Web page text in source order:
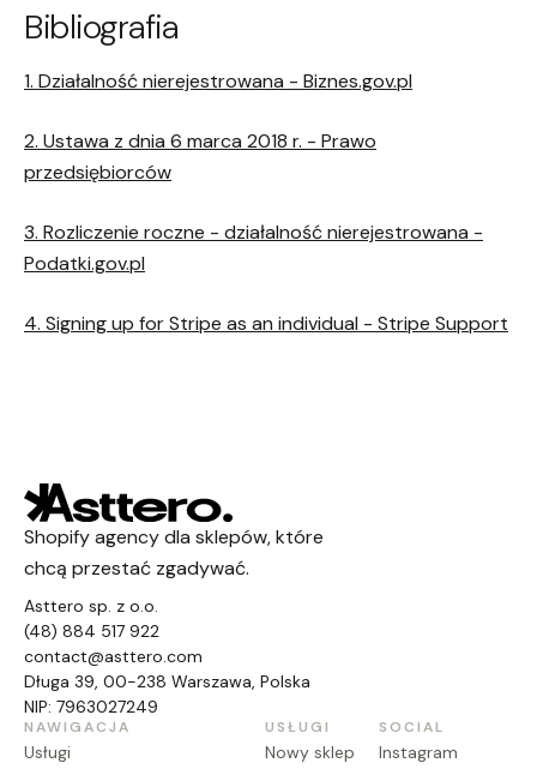
Bibliografia
1. Działalność nierejestrowana - Biznes.gov.pl
2. Ustawa z dnia 6 marca 2018 r. - Prawo
przedsiębiorców
3. Rozliczenie roczne - działalność nierejestrowana -
Podatki.gov.pl
4. Signing up for Stripe as an individual - Stripe Support
Shopify agency dla sklepów, które
chcą przestać zgadywać.
Asttero sp. z o.o.
(48) 884 517 922
contact@asttero.com
Długa 39, 00-238 Warszawa, Polska
NIP: 7963027249
NAWIGACJA
Usługi
USŁUGI
Nowy sklep
SOCIAL
Instagram